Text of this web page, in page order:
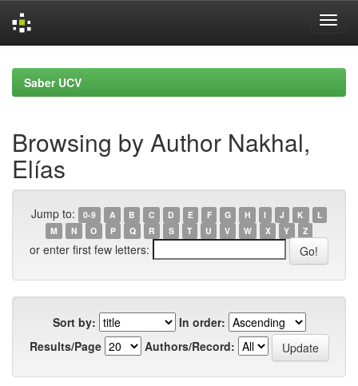
navigationSaber UCV
Browsing by Author Nakhal,
Elías
Jump to: 0-9 A B C D E F G H I J K
L
M
N O P Q R S T U V W X Y Z
or enter first few letters:
Sort by:
In order:
Results/Page
Authors/Record: